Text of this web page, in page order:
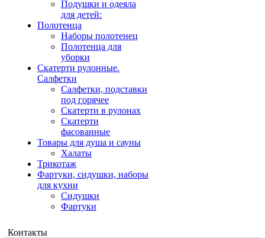
Подушки и одеяла
для детей:
Полотенца
Наборы полотенец
Полотенца для
уборки
Скатерти рулонные.
Салфетки
Салфетки, подставки
под горячее
Скатерти в рулонах
Скатерти
фасованные
Товары для душа и сауны
Халаты
Трикотаж
Фартуки, сидушки, наборы
для кухни
Сидушки
Фартуки
Контакты